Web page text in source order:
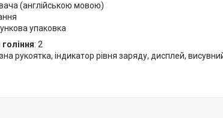
(англійською мовою)
упаковка
гоління: 2
рукоятка, індикатор рівня заряду, дисплей,